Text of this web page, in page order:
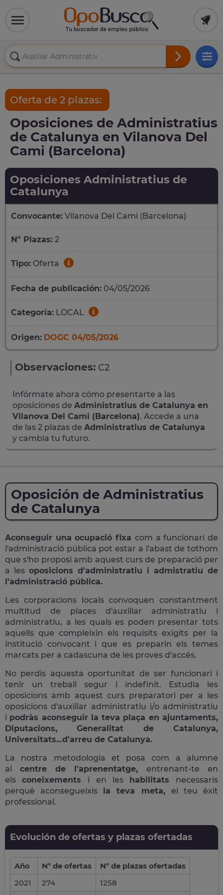
Oferta de 2 plazas:
Oposiciones de Administratius
de Catalunya en Vilanova Del
Cami (Barcelona)
Oposiciones Administratius de
Catalunya
Convocante: Vilanova Del Cami (Barcelona)
Nº Plazas: 2
Tipo: Oferta
Fecha de publicación: 04/05/2026
Categoría: LOCAL
Origen: DOGC 04/05/2026
Observaciones: C2
Infórmate ahora cómo presentarte a las
oposiciones de Administratius de Catalunya en
Vilanova Del Cami (Barcelona). Accede a una
de las 2 plazas de Administratius de Catalunya
y cambia tu futuro.
Oposición de Administratius
de Catalunya
Aconseguir una ocupació fixa com a funcionari de
l'administració pública pot estar a l'abast de tothom
que s'ho proposi amb aquest curs de preparació per
a les oposicions d'administratiu i admistratiu de
l'administració pública.
Les corporacions locals convoquen constantment
multitud de places d'auxiliar administratiu i
administratiu, a les quals es poden presentar tots
aquells que compleixin els requisits exigits per la
institució convocant i que es preparin els temes
marcats per a cadascuna de les proves d'accés.
No perdis aquesta oportunitat de ser funcionari i
tenir un treball segur i indefinit. Estudia les
oposicions amb aquest curs preparatori per a les
oposicions d'auxiliar administratiu i/o administratiu
i podràs aconseguir la teva plaça en ajuntaments,
Diputacions, Generalitat de Catalunya,
Universitats...d'arreu de Catalunya.
La nostra metodologia et posa com a alumne
al centre de l'aprenentatge, entrenant-te en
elsconeixements i en les habilitats necessaris
perquè aconsegueixis la teva meta, el teu èxit
professional.
Evolución de ofertas y plazas ofertadas
Año Nº de ofertas
Nº de plazas ofertadas
2021
274 1258